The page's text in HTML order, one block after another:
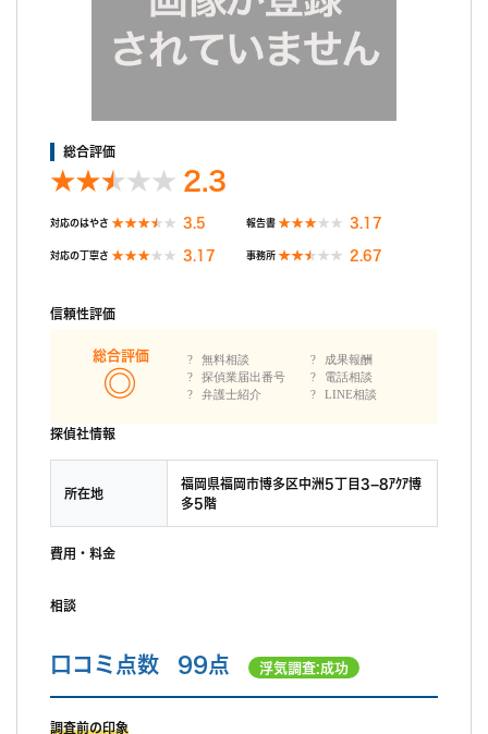
担当女性スタッフから、電話で逐一報告してもらえるので、とて
も安心です。自分で色々決められるので、お金もちゃんと確認し
丁寧な報告書と、DVDをその場で見せて説明してくれました。
裁判でもとても役に立ったので、本当に依頼して正解でした。
総合評価
2.3
対応のはやさ 3.5 報告書 3.17
対応の丁寧さ 3.17 事務所 2.67
信頼性評価
総合評価
無料相談
探偵業届出番号
弁護士紹介
成果報酬
電話相談
LINE相談
探偵社情報
所在地
福岡県福岡市博多区中洲5丁目3−8ｱｸｱ博
多5階
費用・料金
相談
口コミ点数 99点 浮気調査:成功
調査前の印象